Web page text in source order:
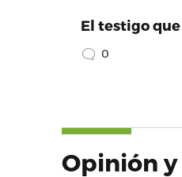
El testigo
0
Opinión